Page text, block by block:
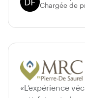
Chargée de
«L’expérience